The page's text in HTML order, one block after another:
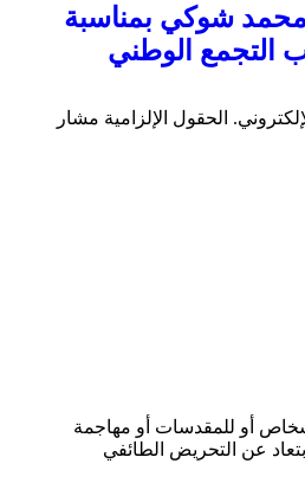
محمد شوكي بمناسبة
التجمع الوطني
الحقول الإلزامية مشار
أو للمقدسات أو مهاجمة
عن التحريض الطائفي